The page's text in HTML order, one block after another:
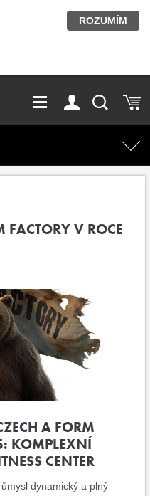
ROZUMÍM
Fitness vybavení
FACTORY V ROCE
A FORM
KOMPLEXNÍ
CENTER
dynamický a plný